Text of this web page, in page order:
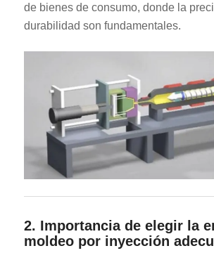
de bienes de consumo, donde la
durabilidad son fundamentales.
2. Importancia de elegir la
moldeo por inyección